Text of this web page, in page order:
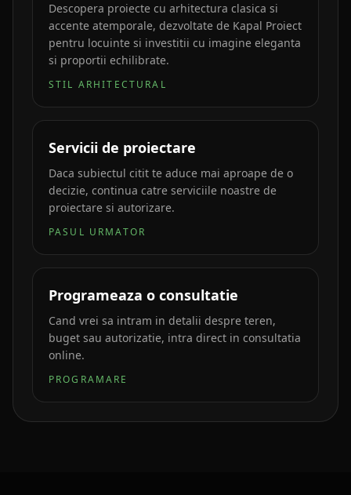
Descopera proiecte cu arhitectura clasica si
accente atemporale, dezvoltate de Kapal Proiect
pentru locuinte si investitii cu imagine eleganta
si proportii echilibrate.
STIL ARHITECTURAL
Servicii de proiectare
Daca subiectul citit te aduce mai aproape de o
decizie, continua catre serviciile noastre de
proiectare si autorizare.
PASUL URMATOR
Programeaza o consultatie
Cand vrei sa intram in detalii despre teren,
buget sau autorizatie, intra direct in consultatia
online.
PROGRAMARE